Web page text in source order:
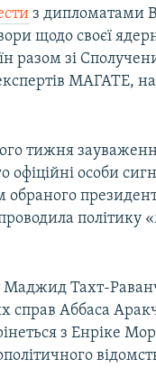
з дипломатами
щодо своєї
разом зі
МАГАТЕ,
тижня
офіційні особи
обраного
Тахт-
справ Аббаса
з Енріке